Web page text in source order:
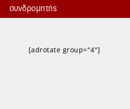
συνδρομητής
[adrotate group="4"]